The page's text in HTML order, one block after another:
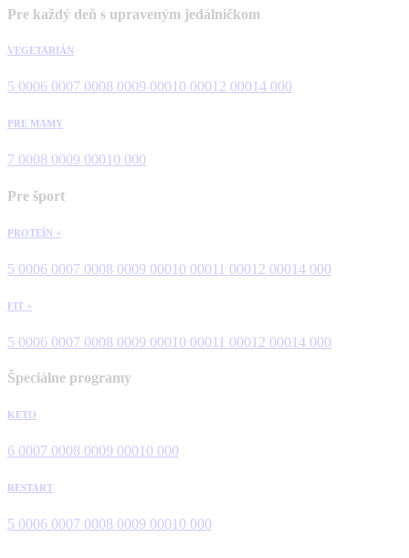
Pre každý deň s upraveným jedálničkom
VEGETARIÁN
5 0006 0007 0008 0009 00010 00012 00014 000
PRE MAMY
7 0008 0009 00010 000
Pre šport
PROTEÍN +
5 0006 0007 0008 0009 00010 00011 00012 00014 000
FIT +
5 0006 0007 0008 0009 00010 00011 00012 00014 000
Špeciálne programy
KETO
6 0007 0008 0009 00010 000
RESTART
5 0006 0007 0008 0009 00010 000